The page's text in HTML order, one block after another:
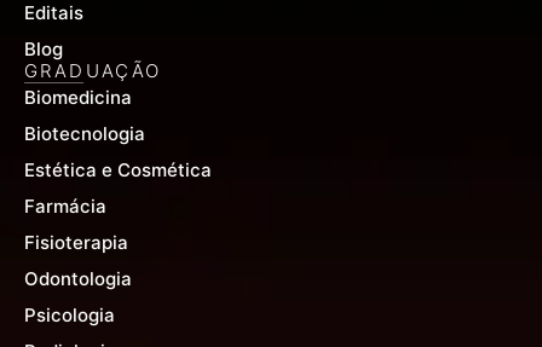
Editais
Blog
GRADUAÇÃO
Biomedicina
Biotecnologia
Estética e Cosmética
Farmácia
Fisioterapia
Odontologia
Psicologia